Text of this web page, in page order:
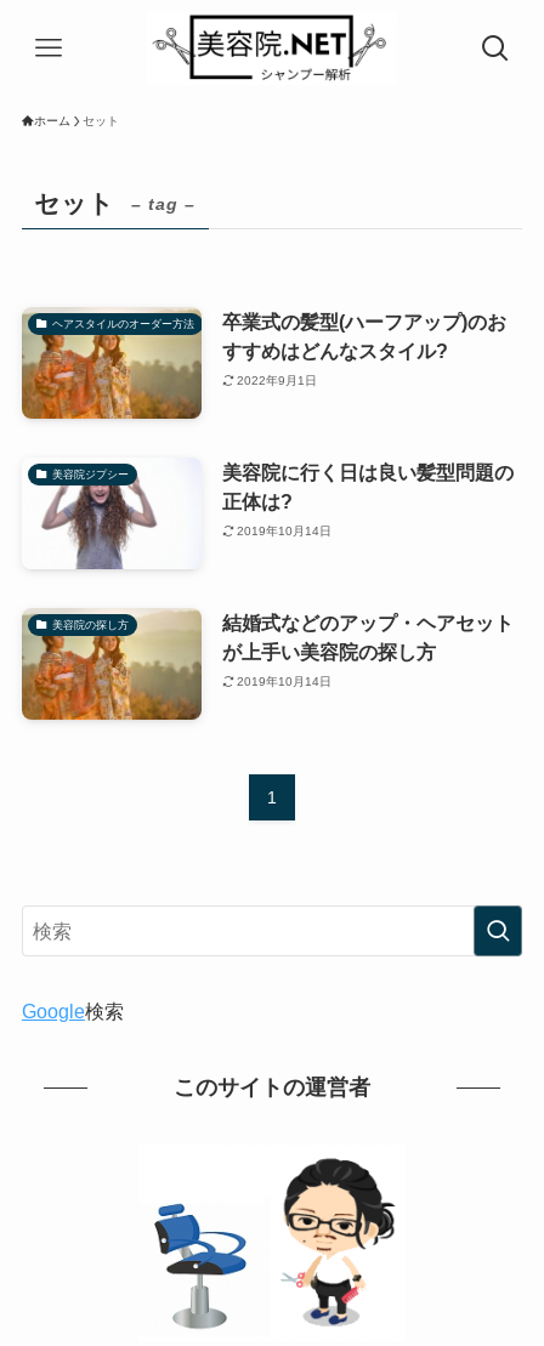
ホーム セット
セット – tag –
ヘアスタイルのオーダー方法
卒業式の髪型(ハーフアップ)のお
すすめはどんなスタイル?
2022年9月1日
美容院ジプシー
美容院に行く日は良い髪型問題の
正体は?
2019年10月14日
美容院の探し方
結婚式などのアップ・ヘアセット
が上手い美容院の探し方
2019年10月14日
1
Google検索
このサイトの運営者